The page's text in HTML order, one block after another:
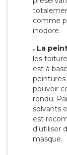
comme
inodore.
. La
les
est à
peintures
pouvoir
rendu.
solvants
est
d’utiliser
masque.